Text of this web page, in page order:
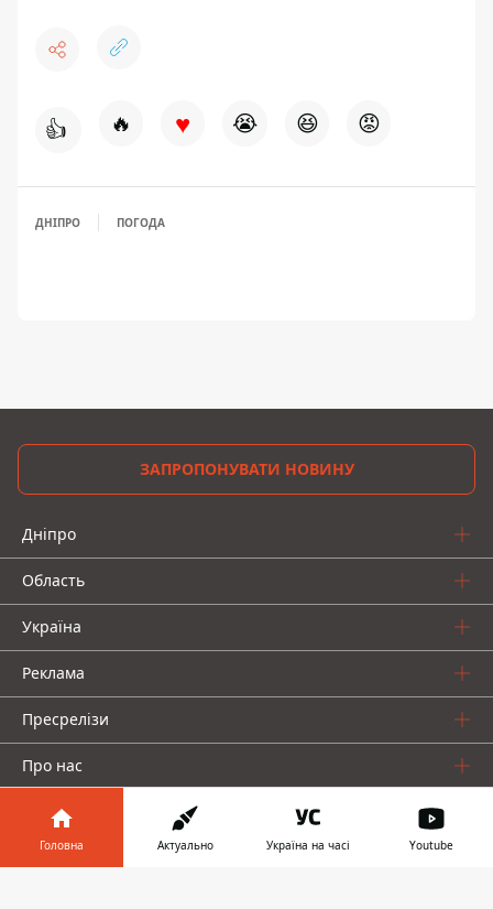
👍 🔥 ♥ 😭 😆 😡
ДНІПРО ПОГОДА
ЗАПРОПОНУВАТИ НОВИНУ
Дніпро
Область
Україна
Реклама
Пресрелізи
Про нас
Головна Актуально Україна на часі Youtube